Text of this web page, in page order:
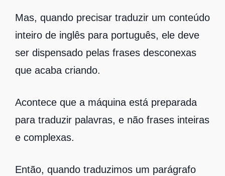
Mas, quando precisar traduzir um conteúdo
inteiro de inglês para português, ele deve
ser dispensado pelas frases desconexas
que acaba criando.
Acontece que a máquina está preparada
para traduzir palavras, e não frases inteiras
e complexas.
Então, quando traduzimos um parágrafo